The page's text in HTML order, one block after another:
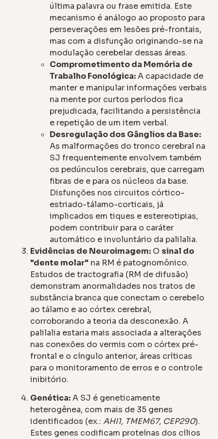
última palavra ou frase emitida. Este
mecanismo é análogo ao proposto para
perseverações em lesões pré-frontais,
mas com a disfunção originando-se na
modulação cerebelar dessas áreas.
Comprometimento da Memória de
Trabalho Fonológica:A capacidade de
manter e manipular informações verbais
na mente por curtos períodos fica
prejudicada, facilitando a persistência
e repetição de um item verbal.
Desregulação dos Gânglios da Base:
As malformações do tronco cerebral na
SJ frequentemente envolvem também
os pedúnculos cerebrais, que carregam
fibras de e para os núcleos da base.
Disfunções nos circuitos córtico-
estriado-tálamo-corticais, já
implicados em tiques e estereotipias,
podem contribuir para o caráter
automático e involuntário da palilalia.
Evidências de Neuroimagem: O sinal do
"dente molar" na RM é patognomônico.
Estudos de tractografia (RM de difusão)
demonstram anormalidades nos tratos de
substância branca que conectam o cerebelo
ao tálamo e ao córtex cerebral,
corroborando a teoria da desconexão. A
palilalia estaria mais associada a alterações
nas conexões do vermis com o córtex pré-
frontal e o cíngulo anterior, áreas críticas
para o monitoramento de erros e o controle
inibitório.
Genética:A SJ é geneticamente
heterogênea, com mais de 35 genes
identificados (ex.:AHI1, TMEM67, CEP290).
Estes genes codificam proteínas dos cílios